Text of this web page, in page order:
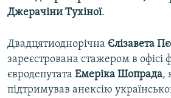
Джерачіни Тухіної.
Двадцятиоднорічна Єлізавета
зареєстрована стажером в офісі
євродепутата Емеріка Шопрада,
підтримував анексію